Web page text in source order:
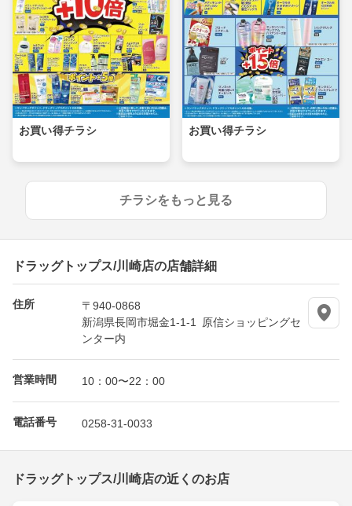
お買い得チラシ お買い得チラシ
チラシをもっと見る
ドラッグトップス/川崎店の店舗詳細
住所
〒940-0868
新潟県長岡市堀金1-1-1 原信ショッピングセ
ンター内
営業時間 10：00〜22：00
電話番号 0258-31-0033
ドラッグトップス/川崎店の近くのお店